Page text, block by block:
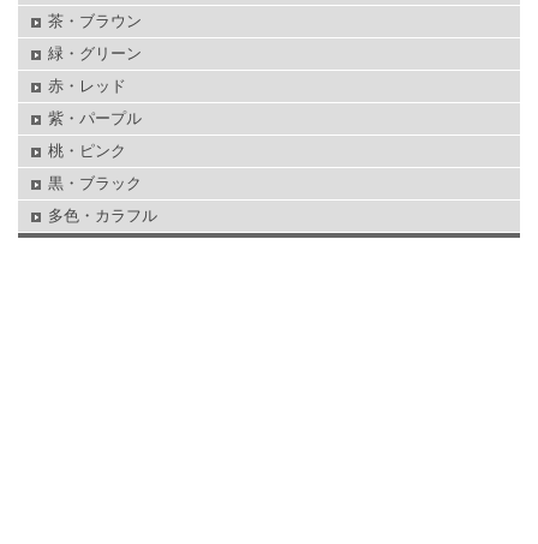
茶・ブラウン
緑・グリーン
赤・レッド
紫・パープル
桃・ピンク
黒・ブラック
多色・カラフル